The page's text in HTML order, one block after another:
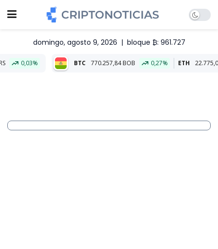
domingo, agosto 9, 2026 | bloque ₿: 961.727
BTC 770.257,84 BOB 0,27% ETH 22.775,04 BOB